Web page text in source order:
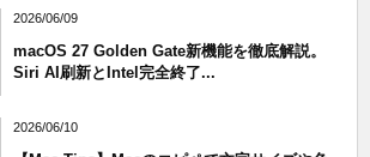
2026/06/09
macOS 27 Golden Gate新機能を徹底解説。
Siri AI刷新とIntel完全終了...
2026/06/10